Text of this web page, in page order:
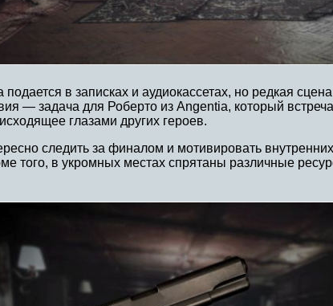
в записках и аудиокассетах, но редкая
— задача для Роберто из Angentia, который
глазами других героев.
следить за финалом и мотивировать
того, в укромных местах спрятаны различные